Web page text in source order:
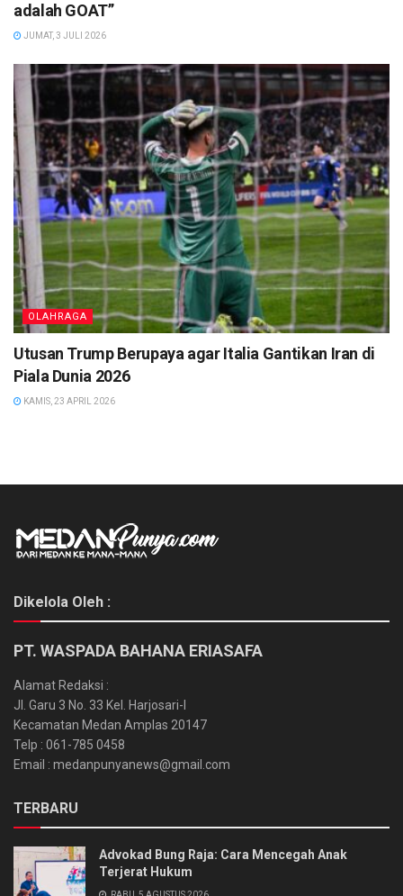
adalah GOAT”
JUMAT, 3 JULI 2026
OLAHRAGA
Utusan Trump Berupaya agar Italia Gantikan Iran di
Piala Dunia 2026
KAMIS, 23 APRIL 2026
Dikelola Oleh :
PT. WASPADA BAHANA ERIASAFA
Alamat Redaksi :
Jl. Garu 3 No. 33 Kel. Harjosari-I
Kecamatan Medan Amplas 20147
Telp : 061-785 0458
Email : medanpunyanews@gmail.com
TERBARU
Advokad Bung Raja: Cara Mencegah Anak
Terjerat Hukum